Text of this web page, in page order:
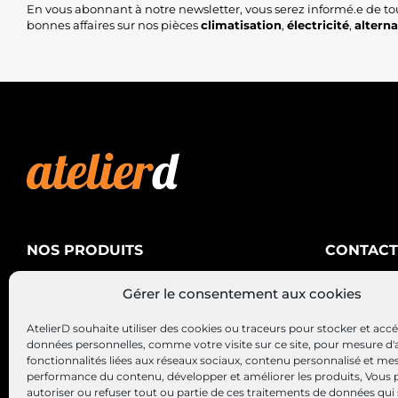
Gérer le consentement aux cookies
AtelierD souhaite utiliser des cookies ou traceurs pour stocker et
données personnelles, comme votre visite sur ce site, pour mesure
fonctionnalités liées aux réseaux sociaux, contenu personnalisé et
performance du contenu, développer et améliorer les produits, Vous
autoriser ou refuser tout ou partie de ces traitements de données qui
En vous abonnant à notre newsletter, vous serez informé.e de
bonnes affaires sur nos piècesclimatisation, électricité,
NOS PRODUITS
Alternateurs – Démarreurs
CONTACT
AtelierD
88200
03 29 22 34